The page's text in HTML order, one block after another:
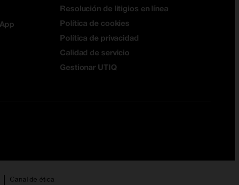
Resolución de litigios en línea
Política de cookies
Política de privacidad
Calidad de servicio
Gestionar UTIQ
Canal de ética